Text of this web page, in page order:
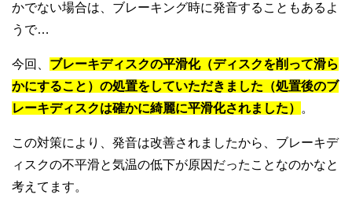
かでない場合は、ブレーキング時に発音することもあるよ
うで…
今回、 ブレーキディスクの平滑化（ディスクを削って滑ら
かにすること）の処置をしていただきました（処置後のブ
レーキディスクは確かに綺麗に平滑化されました）
。
この対策により、発音は改善されましたから、ブレーキデ
ィスクの不平滑と気温の低下が原因だったことなのかなと
考えてます。